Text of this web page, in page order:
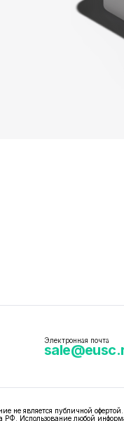
Электронная почта
является публичной
Использование любой